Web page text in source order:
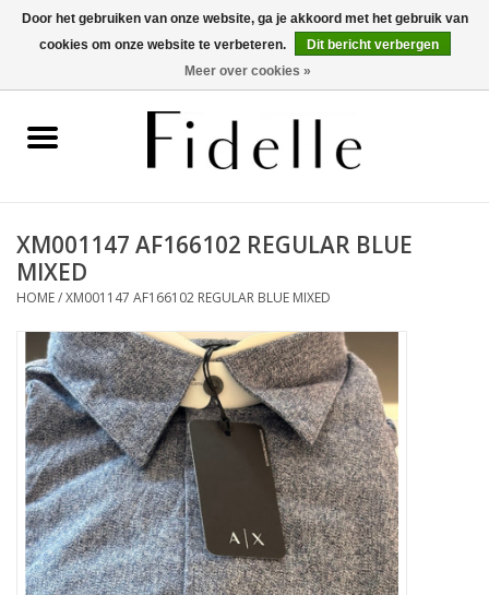
0 Artikelen - €0,00
Schoenen
OUTLET
Merken
XM001147 AF166102 REGULAR BLUE
MIXED
HOME/XM001147 AF166102 REGULAR BLUE MIXED
Door het gebruiken van onze website, ga je akkoord met het gebruik van
cookies om onze website te verbeteren.
Dit bericht verbergen
Meer over cookies »